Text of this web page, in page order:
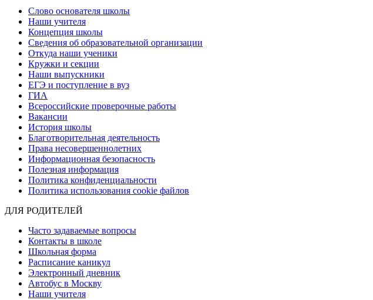
Слово основателя школы
Наши учителя
Концепция школы
Сведения об образовательной организации
Откуда наши ученики
Кружки и секции
Наши выпускники
ЕГЭ и поступление в вуз
ГИА
Всероссийские проверочные работы
Вакансии
История школы
Благотворительная деятельность
Права несовершеннолетних
Информационная безопасность
Полезная информация
Политика конфиденциальности
Политика использования cookie файлов
ДЛЯ РОДИТЕЛЕЙ
Часто задаваемые вопросы
Контакты в школе
Школьная форма
Расписание каникул
Электронный дневник
Автобус в Москву
Наши учителя